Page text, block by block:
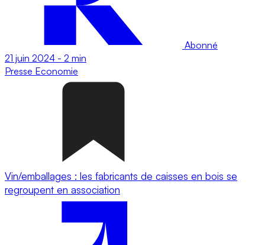
Abonné
21 juin 2024 - 2 min
Presse Economie
Vin/emballages : les fabricants de caisses en bois se
regroupent en association